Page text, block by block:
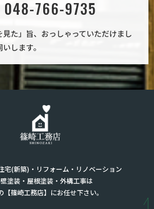
048-766-9735
見た」旨、おっしゃっていただけまし
します。
宅(新築)・リフォーム・リノベーション
壁塗装・屋根塗装・外構工事は
【篠崎工務店】にお任せ下さい。